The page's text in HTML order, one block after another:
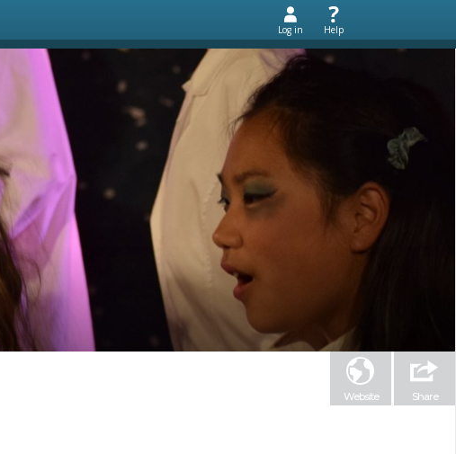
Log in Help
Website Share